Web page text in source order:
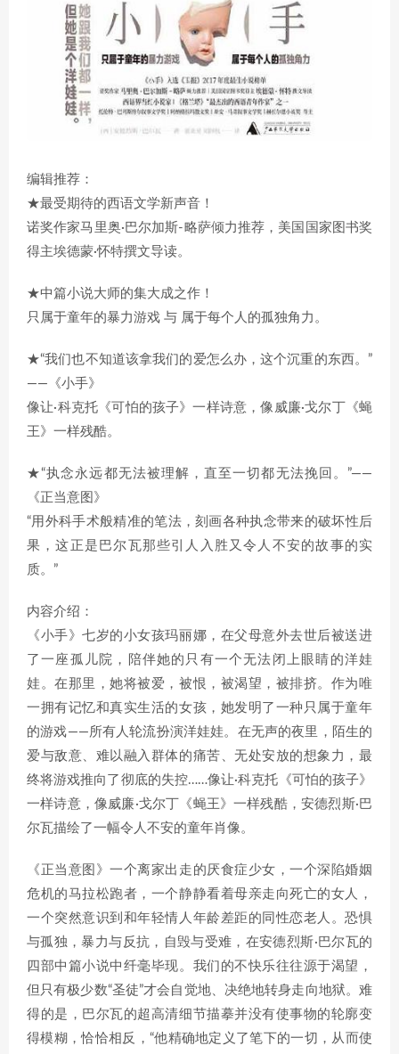
编辑推荐：
★最受期待的西语文学新声音！
诺奖作家马里奥·巴尔加斯-略萨倾力推荐，美国国家图书奖
得主埃德蒙·怀特撰文导读。
★中篇小说大师的集大成之作！
只属于童年的暴力游戏 与 属于每个人的孤独角力。
★“我们也不知道该拿我们的爱怎么办，这个沉重的东西。”
——《小手》
像让·科克托《可怕的孩子》一样诗意，像威廉·戈尔丁《蝇
王》一样残酷。
★“执念永远都无法被理解，直至一切都无法挽回。”——
《正当意图》
“用外科手术般精准的笔法，刻画各种执念带来的破坏性后
果，这正是巴尔瓦那些引人入胜又令人不安的故事的实
质。”
内容介绍：
《小手》七岁的小女孩玛丽娜，在父母意外去世后被送进
了一座孤儿院，陪伴她的只有一个无法闭上眼睛的洋娃
娃。在那里，她将被爱，被恨，被渴望，被排挤。作为唯
一拥有记忆和真实生活的女孩，她发明了一种只属于童年
的游戏——所有人轮流扮演洋娃娃。在无声的夜里，陌生的
爱与敌意、难以融入群体的痛苦、无处安放的想象力，最
终将游戏推向了彻底的失控……像让·科克托《可怕的孩子》
一样诗意，像威廉·戈尔丁《蝇王》一样残酷，安德烈斯·巴
尔瓦描绘了一幅令人不安的童年肖像。
《正当意图》一个离家出走的厌食症少女，一个深陷婚姻
危机的马拉松跑者，一个静静看着母亲走向死亡的女人，
一个突然意识到和年轻情人年龄差距的同性恋老人。恐惧
与孤独，暴力与反抗，自毁与受难，在安德烈斯·巴尔瓦的
四部中篇小说中纤毫毕现。我们的不快乐往往源于渴望，
但只有极少数“圣徒”才会自觉地、决绝地转身走向地狱。难
得的是，巴尔瓦的超高清细节描摹并没有使事物的轮廓变
得模糊，恰恰相反，“他精确地定义了笔下的一切，从而使